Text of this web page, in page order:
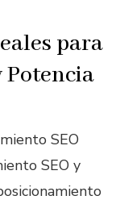
para
Potencia
SEO
SEO y